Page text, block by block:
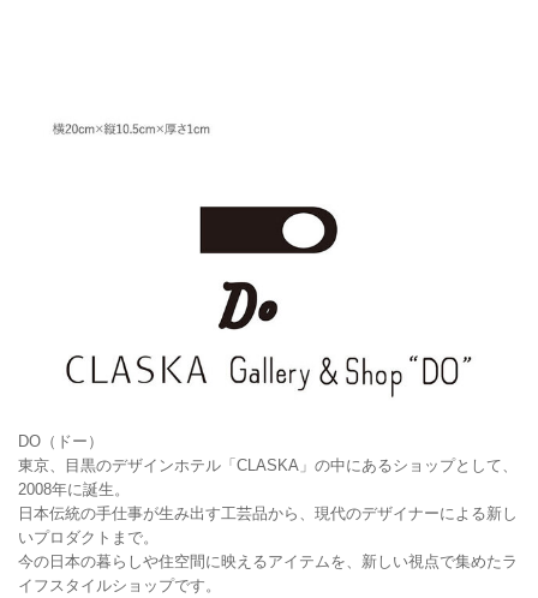
DO（ドー）
東京、目黒のデザインホテル「CLASKA」の中にあるショップとして、
2008年に誕生。
日本伝統の手仕事が生み出す工芸品から、現代のデザイナーによる新し
いプロダクトまで。
今の日本の暮らしや住空間に映えるアイテムを、新しい視点で集めたラ
イフスタイルショップです。